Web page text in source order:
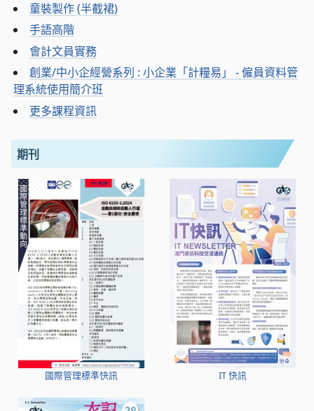
童裝製作 (半截裙)
手語高階
會計文員實務
創業/中小企經營系列 : 小企業「計糧易」 - 僱員資料管
理系統使用簡介班
更多課程資訊
期刊
國際管理標準快訊 IT 快訊